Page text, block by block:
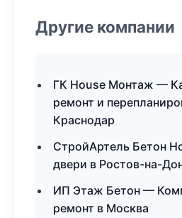
Другие компании
ГК House Монтаж —
ремонт и
Краснодар
СтройАртель Бетон
двери в Ростов-на-
ИП Этаж Бетон —
ремонт в Москва